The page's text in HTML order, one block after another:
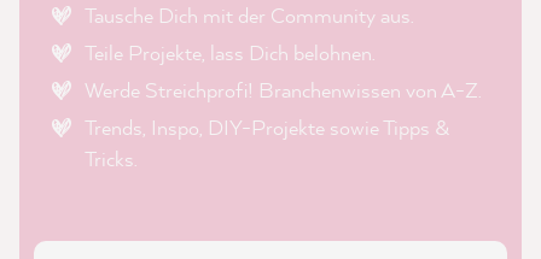
Tausche Dich mit der Community aus.
Teile Projekte, lass Dich belohnen.
Werde Streichprofi! Branchenwissen von A-Z.
Trends, Inspo, DIY-Projekte sowie Tipps &
Tricks.